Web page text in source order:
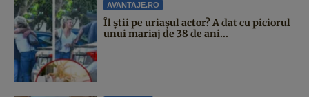
AVANTAJE.RO
Îl știi pe uriașul actor? A dat cu piciorul
unui mariaj de 38 de ani...